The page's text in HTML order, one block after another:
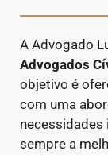
A Advogado
Advogados
objetivo é
com uma
necessidades
sempre a